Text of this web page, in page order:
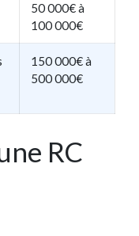
50 000€ à
100 000€
150 000€ à
500 000€
RC